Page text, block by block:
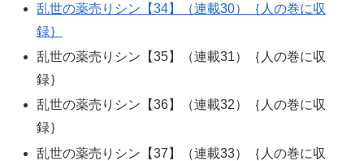
乱世の薬売りシン【34】（連載30）｛人の巻に収
録｝
乱世の薬売りシン【35】（連載31）｛人の巻に収
録｝
乱世の薬売りシン【36】（連載32）｛人の巻に収
録｝
乱世の薬売りシン【37】（連載33）｛人の巻に収